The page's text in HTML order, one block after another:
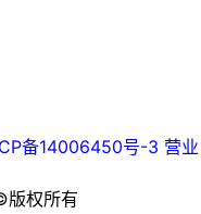
备14006450号-3 营业
版权所有